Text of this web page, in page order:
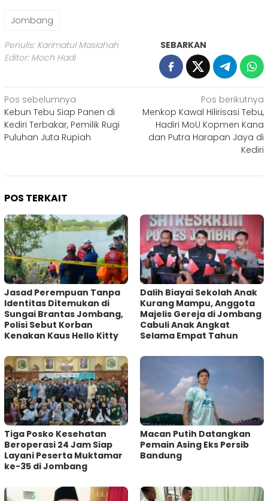
Jombang
Penulis: Karimatul Maslahah
Editor: Moch Hadi
SEBARKAN
Navigasi
pos
Pos sebelumnya
Kebun ‎Tebu Siap Panen di
Kediri Terbakar, Pemilik Rugi
Puluhan Juta Rupiah
Pos berikutnya
Menkop Kawal Hilirisasi Tebu,
Hadiri MoU Kopmen Kana
dan Putra Harapan Jaya di
Kediri
POS TERKAIT
Jasad Perempuan Tanpa
Identitas Ditemukan di
Sungai Brantas Jombang,
Polisi Sebut Korban
Kenakan Kaus Hello Kitty
Dalih Biayai Sekolah Anak
Kurang Mampu, Anggota
Majelis Gereja di Jombang
Cabuli Anak Angkat
Selama Empat Tahun
Tiga Posko Kesehatan
Beroperasi 24 Jam Siap
Layani Peserta Muktamar
ke-35 di Jombang
Macan Putih Datangkan
Pemain Asing Eks Persib
Bandung